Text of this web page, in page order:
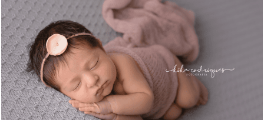
1425